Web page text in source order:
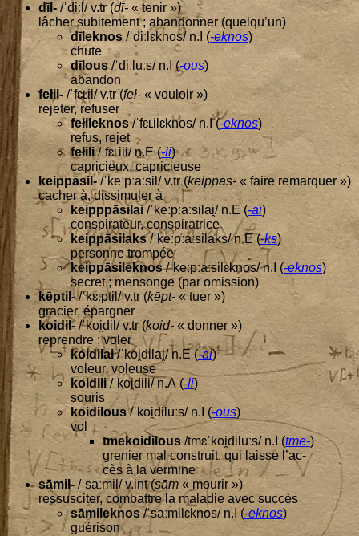
dīl-/ˈdiːl/ v.tr (dī-« tenir »)
lâcher subi­te­ment ; aban­don­ner (quel­qu’un)
dīlek­nos /ˈdiːlɛknos/ n.I (-eknos)
chute
dīlous/ˈdiːluːs/ n.I (-ous)
aban­don
fełil- /ˈfɛʟil/ v.tr (feł- « vou­loir »)
reje­ter, refuser
fełi­lek­nos/ˈfɛʟilɛknos/ n.I (-eknos)
refus, rejet
fełi­li/ˈfɛʟili/ n.E (-li)
capri­cieux, capricieuse
keippā­sil- /ˈkeːpːaːsil/ v.tr (keippās-« faire remar­quer »)
cacher à, dis­si­mu­ler à
keipppā­si­lai/ˈkeːpːaːsilai̯/ n.E (-ai)
conspi­ra­teur, conspiratrice
keippā­si­laks/ˈkeːpːaːsilaks/ n.E (-ks)
per­sonne trompée
keippā­si­lek­nos/ˈkeːpːaːsilɛknos/ n.I (-eknos)
secret ; men­songe (par omission)
kēp­til-/ˈkɛːptil/ v.tr (kēpt-« tuer »)
gra­cier, épargner
koi­dil-/ˈkoi̯dil/ v.tr (koid-« don­ner »)
reprendre ; voler
koi­di­lai/ˈkoi̯dilai̯/ n.E (-ai)
voleur, voleuse
koi­di­li/ˈkoi̯dili/ n.A (-li)
sou­ris
koi­di­lous/ˈkoi̯diluːs/ n.I (-ous)
vol
tme­koi­di­lous /tmɛˈkoi̯diluːs/ n.I (tme-)
gre­nier mal construit, qui laisse l’ac­
cès à la vermine
sāmil- /ˈsaːmil/ v.int (sām « mou­rir »)
res­sus­ci­ter, com­battre la mala­die avec succès
sāmi­lek­nos/ˈsaːmilɛknos/ n.I (-eknos)
gué­ri­son